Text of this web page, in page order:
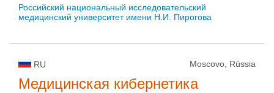
Российский национальный исследовательский
медицинский университет имени Н.И. Пирогова
RU Moscovo, Rússia
Медицинская кибернетика